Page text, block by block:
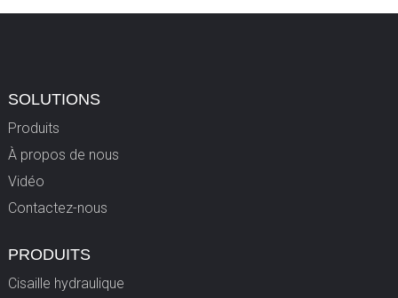
SOLUTIONS
Produits
À propos de nous
Vidéo
Contactez-nous
PRODUITS
Cisaille hydraulique